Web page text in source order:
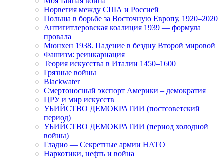
Норвегия между США и Россией
Польша в борьбе за Восточную Европу, 1920–2020
Антигитлеровская коалиция 1939 — формула
провала
Мюнхен 1938. Падение в бездну Второй мировой
Фашизм: реинкарнация
Теория искусства в Италии 1450–1600
Грязные войны
Blackwater
Смертоносный экспорт Америки – демократия
ЦРУ и мир искусств
УБИЙСТВО ДЕМОКРАТИИ (постсоветский
период)
УБИЙСТВО ДЕМОКРАТИИ (период холодной
войны)
Гладио — Секретные армии НАТО
Наркотики, нефть и война